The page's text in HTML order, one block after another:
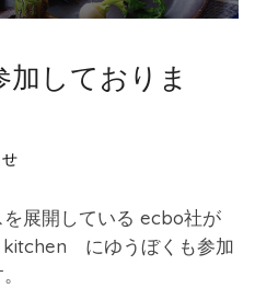
しておりま
展開している ecbo社が
kitchen にゆうぼくも参加